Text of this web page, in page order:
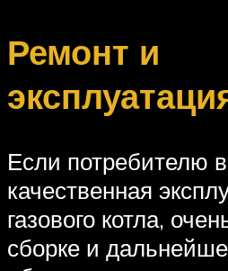
Ремонт и
Если потребителю
качественная
газового котла,
сборке и